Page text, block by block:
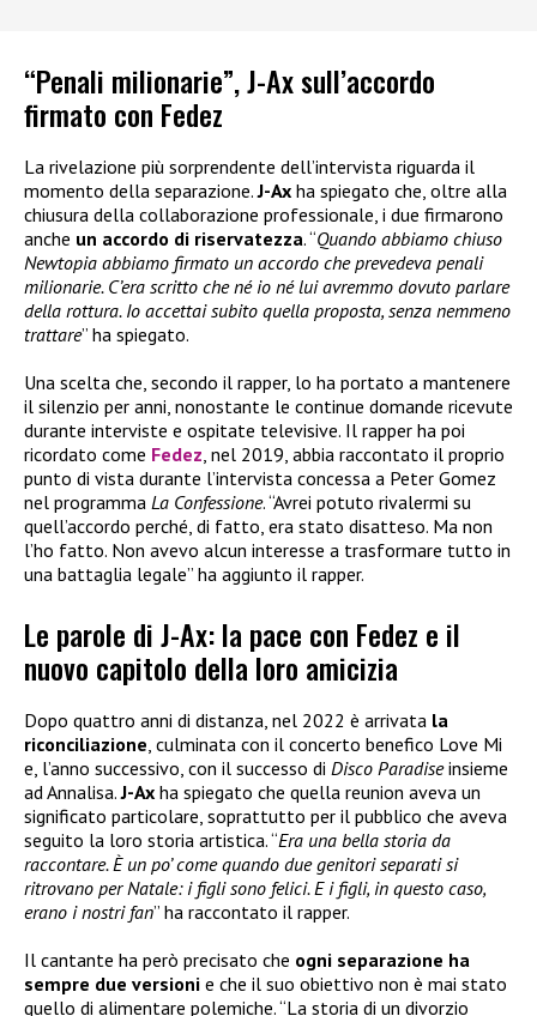
“Penali milionarie”, J-Ax sull’accordo
firmato con Fedez
La rivelazione più sorprendente dell’intervista riguarda il
momento della separazione.J-Ax ha spiegato che, oltre alla
chiusura della collaborazione professionale, i due firmarono
anche un accordo di riservatezza. “Quando abbiamo chiuso
Newtopia abbiamo firmato un accordo che prevedeva penali
milionarie. C’era scritto che né io né lui avremmo dovuto parlare
della rottura. Io accettai subito quella proposta, senza nemmeno
trattare” ha spiegato.
Una scelta che, secondo il rapper, lo ha portato a mantenere
il silenzio per anni, nonostante le continue domande ricevute
durante interviste e ospitate televisive. Il rapper ha poi
ricordato come Fedez , nel 2019, abbia raccontato il proprio
punto di vista durante l’intervista concessa a Peter Gomez
nel programma La Confessione. “Avrei potuto rivalermi su
quell’accordo perché, di fatto, era stato disatteso. Ma non
l’ho fatto. Non avevo alcun interesse a trasformare tutto in
una battaglia legale” ha aggiunto il rapper.
Le parole di J-Ax: la pace con Fedez e il
nuovo capitolo della loro amicizia
Dopo quattro anni di distanza, nel 2022 è arrivata la
riconciliazione, culminata con il concerto benefico Love Mi
e, l’anno successivo, con il successo di Disco Paradiseinsieme
ad Annalisa.J-Ax ha spiegato che quella reunion aveva un
significato particolare, soprattutto per il pubblico che aveva
seguito la loro storia artistica. “Era una bella storia da
raccontare. È un po’ come quando due genitori separati si
ritrovano per Natale: i figli sono felici. E i figli, in questo caso,
erano i nostri fan” ha raccontato il rapper.
Il cantante ha però precisato che ogni separazione ha
sempre due versioni e che il suo obiettivo non è mai stato
quello di alimentare polemiche. “La storia di un divorzio